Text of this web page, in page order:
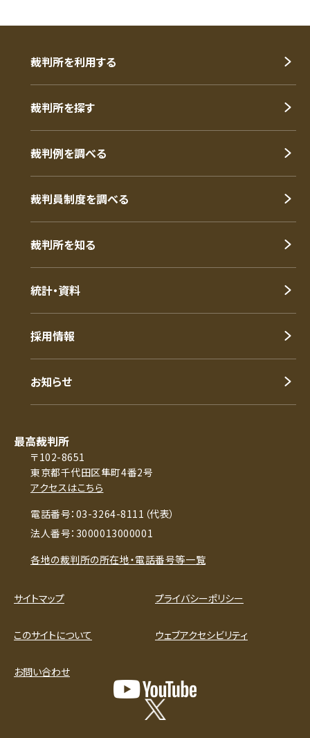
裁判所を利用する
裁判所を探す
裁判例を調べる
裁判員制度を調べる
裁判所を知る
統計・資料
採用情報
お知らせ
最高裁判所
〒102-8651
東京都千代田区隼町4番2号
アクセスはこちら
電話番号：03-3264-8111（代表）
法人番号：3000013000001
各地の裁判所の所在地・電話番号等一覧
サイトマップ プライバシーポリシー
このサイトについて ウェブアクセシビリティ
お問い合わせ